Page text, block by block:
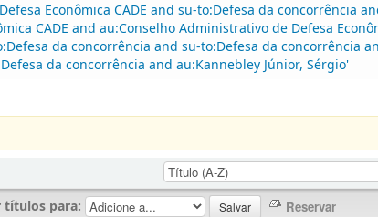
Econômica CADE and su-to:Defesa da concorrência
CADE and au:Conselho Administrativo de Defesa
da concorrência and su-to:Defesa da concorrência
da concorrência and au:Kannebley Júnior, Sérgio'
títulos para: